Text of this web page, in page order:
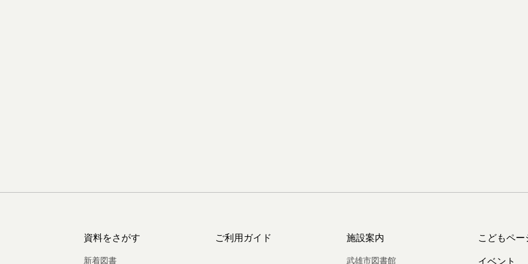
資料をさがす
新着図書
ご利用ガイド 施設案内
武雄市図書館
こどもペー
イベント